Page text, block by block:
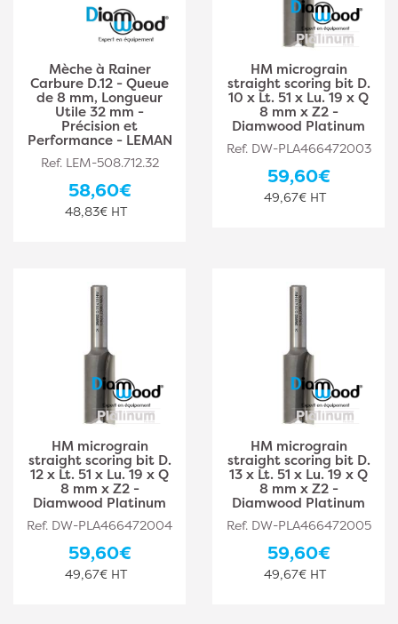
Mèche à Rainer
Carbure D.12 - Queue
de 8 mm, Longueur
Utile 32 mm -
Précision et
Performance - LEMAN
Ref. LEM-508.712.32
58,60€
48,83€ HT
HM micrograin
straight scoring bit D.
10 x Lt. 51 x Lu. 19 x Q
8 mm x Z2 -
Diamwood Platinum
Ref. DW-PLA466472003
59,60€
49,67€ HT
HM micrograin
straight scoring bit D.
12 x Lt. 51 x Lu. 19 x Q
8 mm x Z2 -
Diamwood Platinum
Ref. DW-PLA466472004
59,60€
49,67€ HT
HM micrograin
straight scoring bit D.
13 x Lt. 51 x Lu. 19 x Q
8 mm x Z2 -
Diamwood Platinum
Ref. DW-PLA466472005
59,60€
49,67€ HT